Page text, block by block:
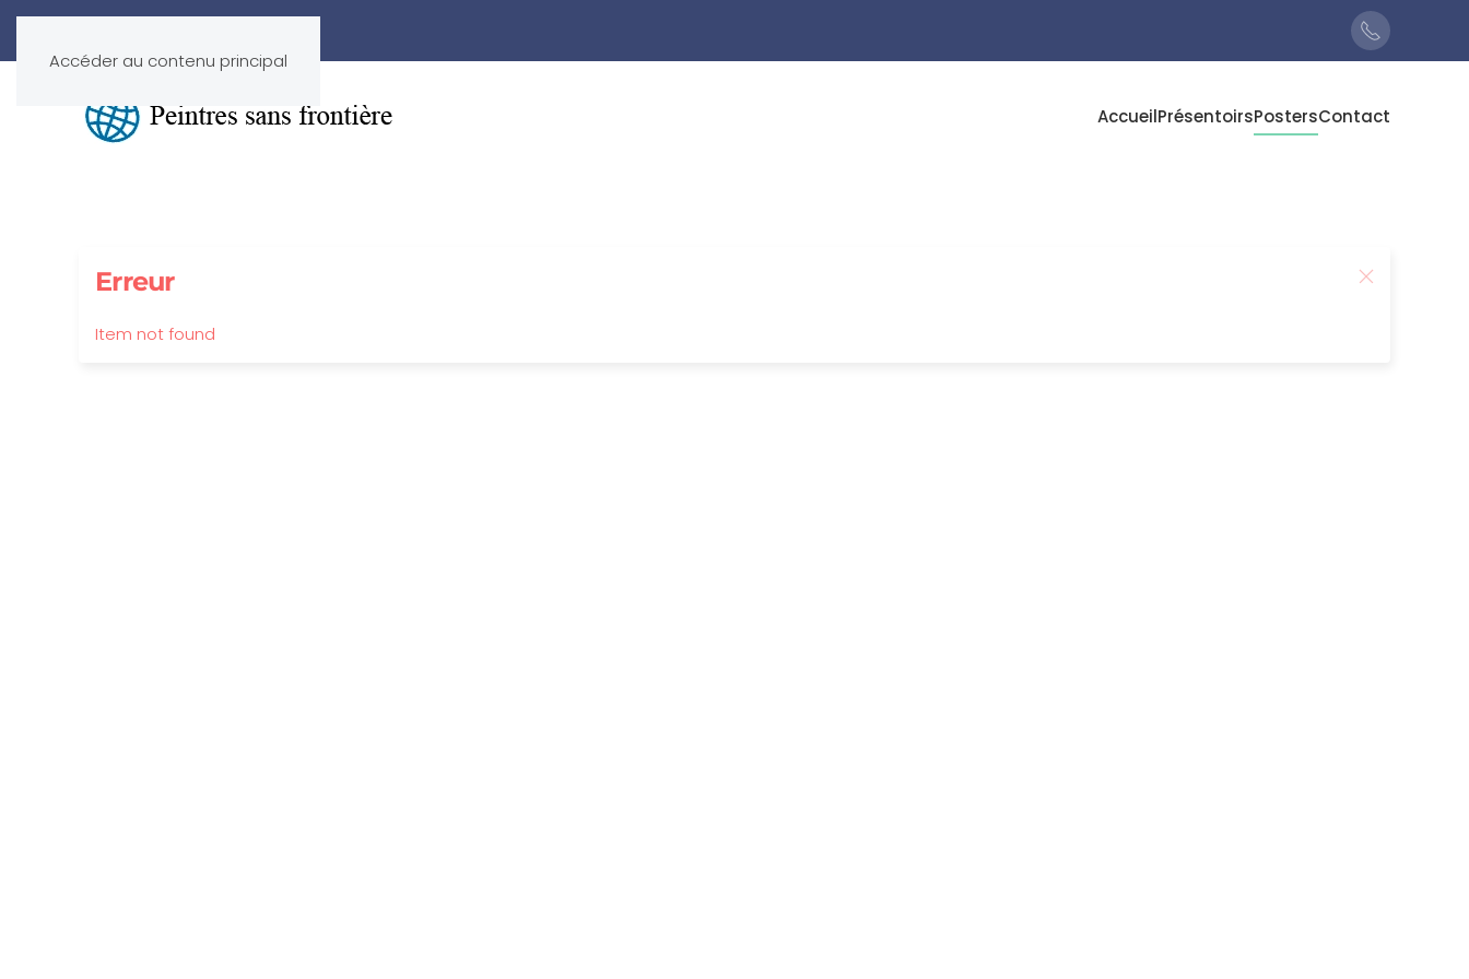
Accéder au contenu principal
AccueilPrésentoirsPostersContact
Erreur
Item not found